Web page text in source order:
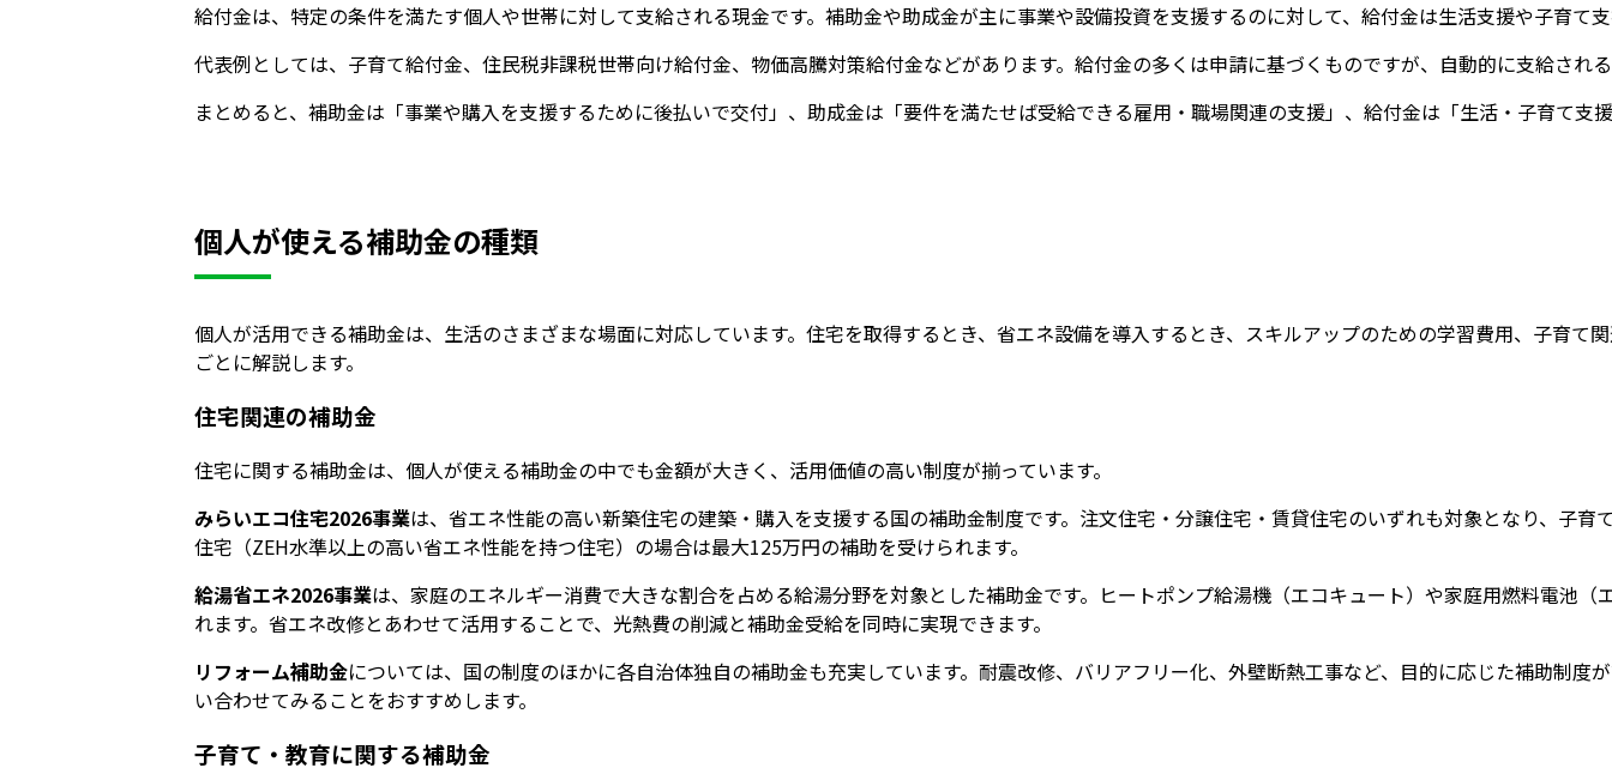
給付金は、特定の条件を満たす個人や世帯に対して支給される現金です。補助金や助成金が主に事業や設備投資を支援するのに対して、給付金は生活支援や子育て
代表例としては、子育て給付金、住民税非課税世帯向け給付金、物価高騰対策給付金などがあります。給付金の多くは申請に基づくものですが、自動的に支給され
まとめると、補助金は「事業や購入を支援するために後払いで交付」、助成金は「要件を満たせば受給できる雇用・職場関連の支援」、給付金は「生活・子育て支
個人が使える補助金の種類
個人が活用できる補助金は、生活のさまざまな場面に対応しています。住宅を取得するとき、省エネ設備を導入するとき、スキルアップのための学習費用、子育て
ごとに解説します。
住宅関連の補助金
住宅に関する補助金は、個人が使える補助金の中でも金額が大きく、活用価値の高い制度が揃っています。
みらいエコ住宅2026事業は、省エネ性能の高い新築住宅の建築・購入を支援する国の補助金制度です。注文住宅・分譲住宅・賃貸住宅のいずれも対象となり、子
住宅（ZEH水準以上の高い省エネ性能を持つ住宅）の場合は最大125万円の補助を受けられます。
給湯省エネ2026事業は、家庭のエネルギー消費で大きな割合を占める給湯分野を対象とした補助金です。ヒートポンプ給湯機（エコキュート）や家庭用燃料電池
れます。省エネ改修とあわせて活用することで、光熱費の削減と補助金受給を同時に実現できます。
リフォーム補助金については、国の制度のほかに各自治体独自の補助金も充実しています。耐震改修、バリアフリー化、外壁断熱工事など、目的に応じた補助制
い合わせてみることをおすすめします。
子育て・教育に関する補助金